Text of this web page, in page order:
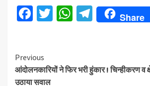
Facebook
TwitterWhatsApp
Share
Continue
Reading
Previous
आंदोलनकारियों ने फिर भरी हुंकार ! चिन्हीकरण व
उठाया सवाल